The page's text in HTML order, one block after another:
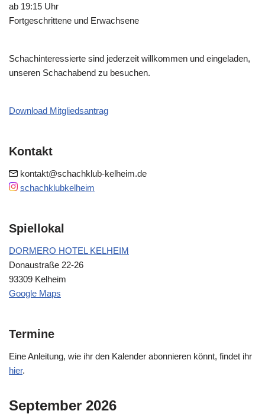
ab 19:15 Uhr
Fortgeschrittene und Erwachsene
Schachinteressierte sind jederzeit willkommen und eingeladen,
unseren Schachabend zu besuchen.
Download Mitgliedsantrag
Kontakt
kontakt@schachklub-kelheim.de
schachklubkelheim
Spiellokal
DORMERO HOTEL KELHEIM
Donaustraße 22-26
93309 Kelheim
Google Maps
Termine
Eine Anleitung, wie ihr den Kalender abonnieren könnt, findet ihr
hier.
September 2026